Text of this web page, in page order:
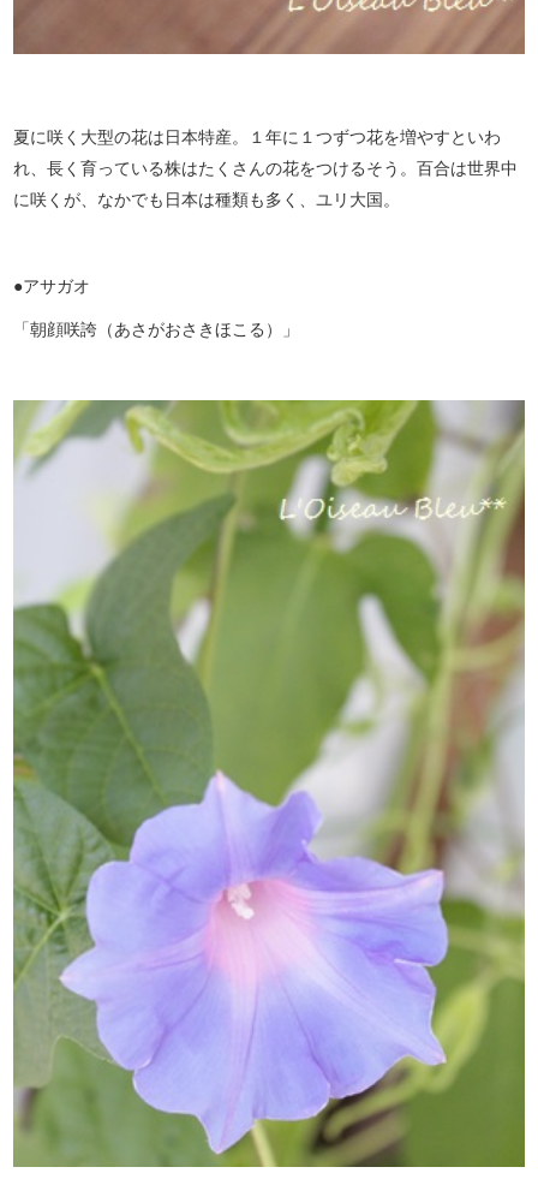
夏に咲く大型の花は日本特産。１年に１つずつ花を増やすといわ
れ、長く育っている株はたくさんの花をつけるそう。百合は世界中
に咲くが、なかでも日本は種類も多く、ユリ大国。
●アサガオ
「朝顔咲誇（あさがおさきほこる）」